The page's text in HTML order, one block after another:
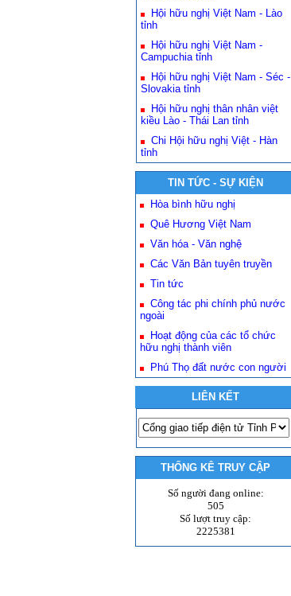
Hội hữu nghị Việt Nam - Lào
tỉnh
Hội hữu nghị Việt Nam -
Campuchia tỉnh
Hội hữu nghị Việt Nam - Séc -
Slovakia tỉnh
Hội hữu nghị thân nhân việt
kiều Lào - Thái Lan tỉnh
Chi Hội hữu nghị Việt - Hàn
tỉnh
TIN TỨC - SỰ KIỆN
Hòa bình hữu nghị
Quê Hương Việt Nam
Văn hóa - Văn nghệ
Các Văn Bản tuyên truyền
Tin tức
Công tác phi chính phủ nước
ngoài
Hoạt động của các tổ chức
hữu nghị thành viên
Phú Thọ đất nước con người
LIÊN KẾT
THỐNG KÊ TRUY CẬP
Số người đang online:
505
Số lượt truy cập:
2225381